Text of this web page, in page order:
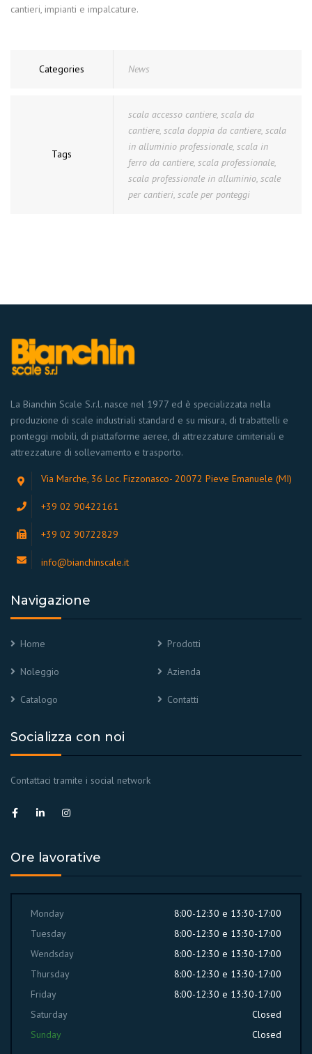
cantieri, impianti e impalcature.
Categories News
Tags
scala accesso cantiere, scala da
cantiere, scala doppia da cantiere, scala
in alluminio professionale, scala in
ferro da cantiere, scala professionale,
scala professionale in alluminio scale
per cantieri scale per ponteggi
La Bianchin Scale S.r.l. nasce nel 1977 ed è specializzata nella
produzione di scale industriali standard e su misura, di trabattelli e
ponteggi mobili, di piattaforme aeree, di attrezzature cimiteriali e
attrezzature di sollevamento e trasporto.
Via Marche, 36 Loc. Fizzonasco- 20072 Pieve Emanuele (MI)
+39 02 90422161
+39 02 90722829
info@bianchinscale.it
Navigazione
Home Prodotti
Noleggio Azienda
Catalogo Contatti
Socializza con noi
Contattaci tramite i social network
Ore lavorative
Monday
8:00-12:30 e 13:30-17:00
Tuesday
8:00-12:30 e 13:30-17:00
Wendsday
8:00-12:30 e 13:30-17:00
Thursday
8:00-12:30 e 13:30-17:00
Friday
8:00-12:30 e 13:30-17:00
Saturday
Closed
Sunday
Closed